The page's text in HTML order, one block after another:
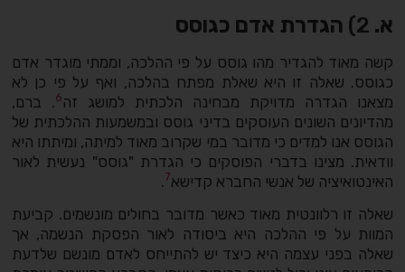
א. 2) הגדרת אדם כגוסס
קשה מאוד להגדיר מהו גוסס על פי ההלכה, וממתי מוגדר אדם
כגוסס. שאלה זו היא שאלת מפתח בהלכה, ואף על פי כן לא
מצאנו הגדרה מדויקת מבחינה הלכתית למושג זה 6. ברם,
מהדיונים השונים העוסקים בדיני גוסס ובמשמעות ההלכתית של
הגוסס אנו למדים כי מדובר במי שקרוב מאוד למיתה, ומיתתו היא
וודאית. מצינו בדברי הפוסקים כי הגדרת "גוסס" נעשית לאור
האינטואיציה של אנשי החברא קדישא7
.
שאלה זו רלוונטית מאוד כאשר מדובר בחולים מונשמים. קביעת
המוות על פי ההלכה היא ביסודה לאור הפסקת הנשמה, אך
שאלה בפני עצמה היא כיצד יש להתייחס לאדם מונשם שלדעת